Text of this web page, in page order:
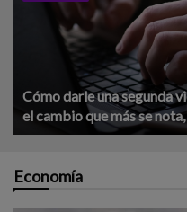
Cómo darle una segunda
el cambio que más se
Economía